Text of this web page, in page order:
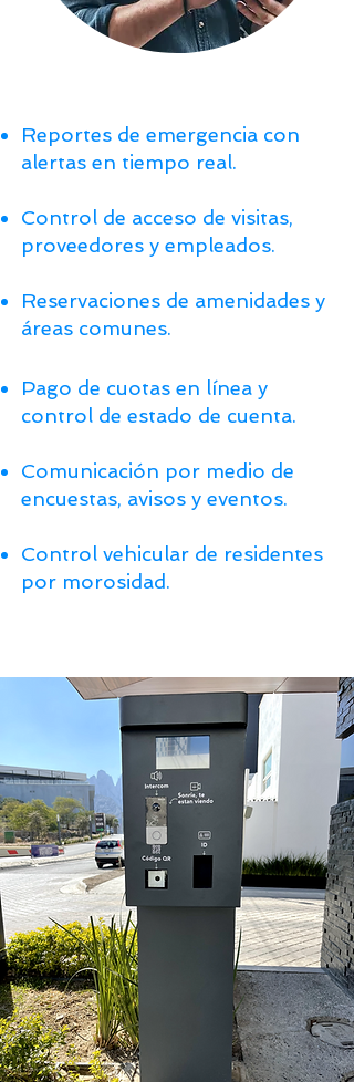
Reportes de emergencia con
alertas en tiempo real.
Control de acceso de visitas,
proveedores y empleados.
Reservaciones de amenidades y
áreas comunes.
Pago de cuotas en línea y
control de estado de cuenta.
Comunicación por medio de
encuestas, avisos y eventos.
Control vehicular de residentes
por morosidad.